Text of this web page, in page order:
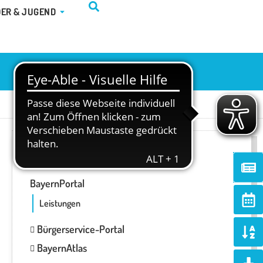
& FREIZEIT
& JUGEND ÖFFNE KINDER & JUGEND
BayernPortal
Leistungen
Bürgerservice-Portal
BayernAtlas
alt